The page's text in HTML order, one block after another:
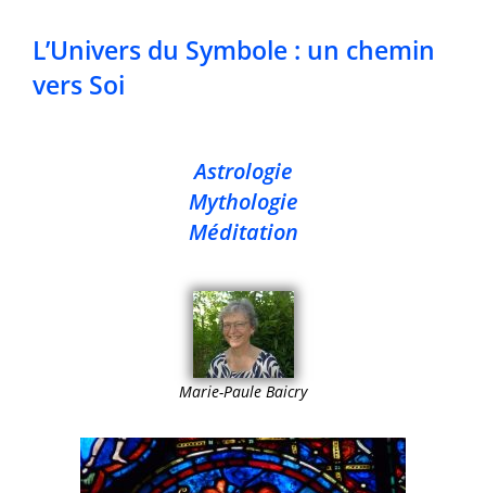
L’Univers du Symbole : un chemin
vers Soi
Astrologie
Mythologie
Méditation
Marie-Paule Baicry